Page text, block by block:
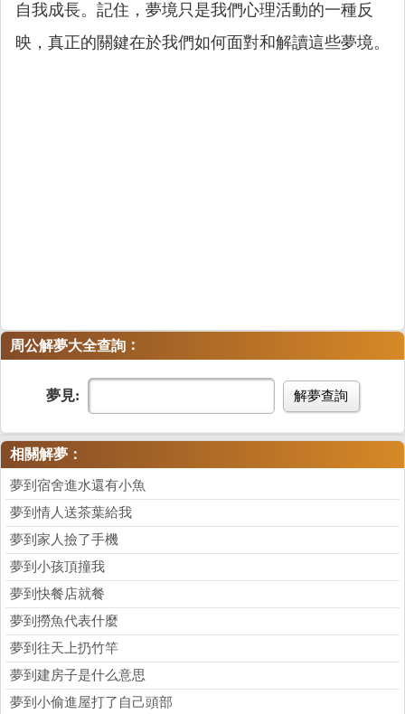
自我成長。記住，夢境只是我們心理活動的一種反
映，真正的關鍵在於我們如何面對和解讀這些夢境。
周公解夢大全查詢 ：
夢見: 解夢查詢
相關解夢：
夢到宿舍進水還有小魚
夢到情人送茶葉給我
夢到家人撿了手機
夢到小孩頂撞我
夢到快餐店就餐
夢到撈魚代表什麼
夢到往天上扔竹竿
夢到建房子是什么意思
夢到小偷進屋打了自己頭部